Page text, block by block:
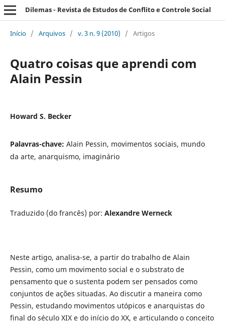
Dilemas - Revista de Estudos de Conflito e Controle Social
Início / Arquivos / v. 3 n. 9 (2010) / Artigos
Quatro coisas que aprendi com
Alain Pessin
Howard S. Becker
Palavras-chave: Alain Pessin, movimentos sociais, mundo
da arte, anarquismo, imaginário
Resumo
Traduzido (do francês) por: Alexandre Werneck
Neste artigo, analisa-se, a partir do trabalho de Alain
Pessin, como um movimento social e o substrato de
pensamento que o sustenta podem ser pensados como
conjuntos de ações situadas. Ao discutir a maneira como
Pessin, estudando movimentos utópicos e anarquistas do
final do século XIX e do início do XX, e articulando o conceito